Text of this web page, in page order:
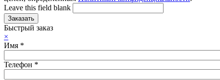
Leave this field blank
Быстрый заказ
×
Имя *
Телефон *